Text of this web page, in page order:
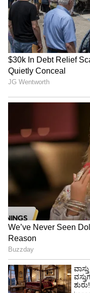
4
6
Image Credit : Our Own
ನ್ಯೂ ಆಸ್ಟ್ರಿಯನ್
ರಾಷ್ಟ್ರೀಯ ಹೆದ್ದಾರಿ
(ಎನ್‌ಎಚ್‌ಐಡಿಸಿಎಲ್)